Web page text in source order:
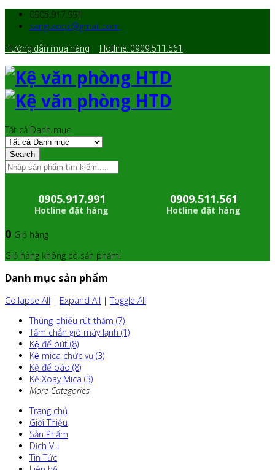
0905.917.991
sangtaoqc@gmail.com
Hướng dẫn mua hàng Hotline: 0909.511.561
Tất cả Danh mục
Search
0905.917.991
Hotline đặt hàng
0909.511.561
Hotline đặt hàng
0 Giỏ hàng
Giỏ hàng không có sản phẩm!
Danh mục sản phẩm
Collapse All | Expand All |Toggle All
Thùng phiếu rút thăm (7)
Tấm chắn gió máy lạnh (1)
Kệ để bút (8)
Kệ mica chức vụ (3)
Kệ để báo (8)
Kệ Xoay Mica (3)
More Categories
Trang chủ
Giới Thiệu
Sản Phẩm
Dịch Vụ
Tin Tức